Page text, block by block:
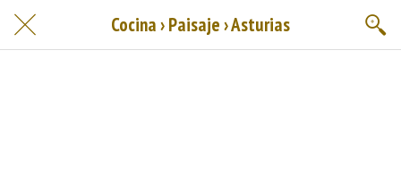
Cocina › Paisaje › Asturias